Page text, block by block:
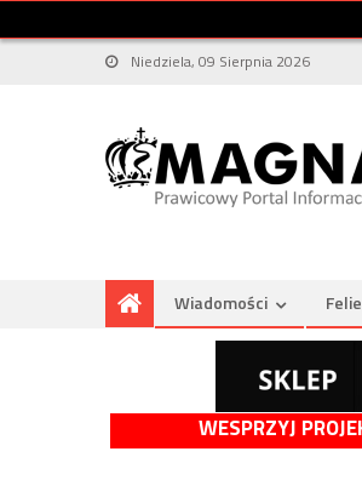
Niedziela, 09 Sierpnia 2026
Wiadomości
WESPRZYJ